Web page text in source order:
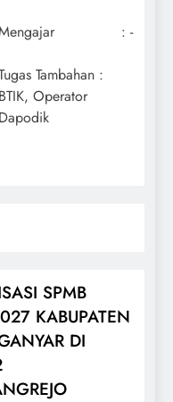
: -
Tambahan :
BTIK, Operator
Dapodik
SPMB
KABUPATEN
DI